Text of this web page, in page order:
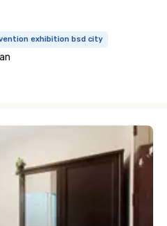
exhibition bsd city